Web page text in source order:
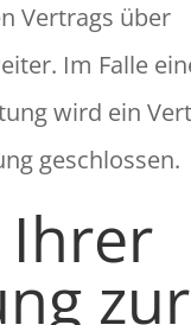
Vertrags über
Im Falle
wird ein
geschlossen.
zur